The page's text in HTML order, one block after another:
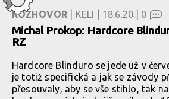
ROZHOVOR | KELI | 18.6.20 | 0
Michal Prokop: Hardcore
RZ
Hardcore Blinduro se jede už v
je totiž specifická a jak se závody
přesouvaly, aby se vše stihlo, tak